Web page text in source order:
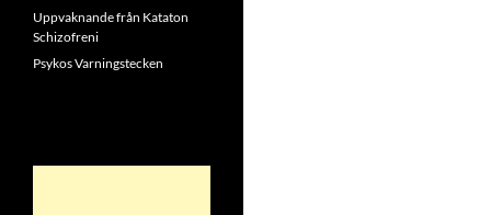
Uppvaknande från Kataton
Schizofreni
Psykos Varningstecken